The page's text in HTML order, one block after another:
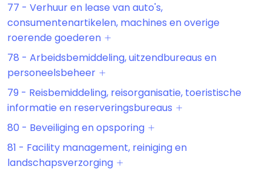
77 - Verhuur en lease van auto's,
consumentenartikelen, machines en overige
roerende goederen
78 - Arbeidsbemiddeling, uitzendbureaus en
personeelsbeheer
79 - Reisbemiddeling, reisorganisatie, toeristische
informatie en reserveringsbureaus
80 - Beveiliging en opsporing
81 - Facility management, reiniging en
landschapsverzorging